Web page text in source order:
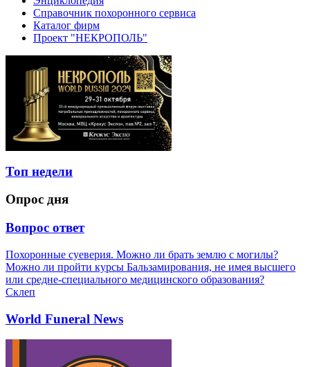
Справочник похоронного сервиса
Каталог фирм
Проект "НЕКРОПОЛЬ"
Топ недели
Опрос дня
Вопрос ответ
Похоронные суеверия. Можно ли брать землю с могилы?
Можно ли пройти курсы Бальзамирования, не имея высшего
или средне-специального медицинского образования?
Склеп
World Funeral News